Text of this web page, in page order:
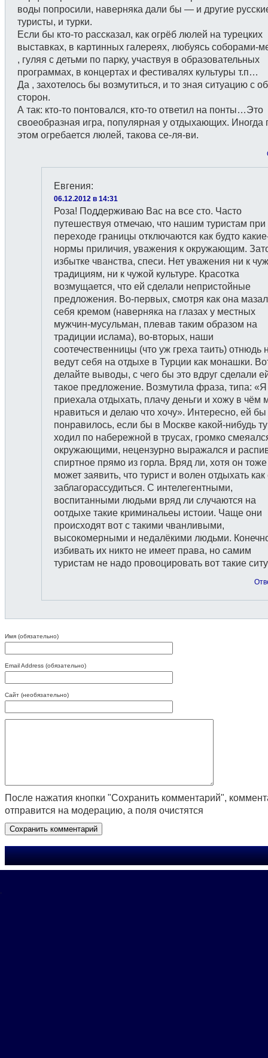
воды попросили, наверняка дали бы — и другие
туристы, и турки.
Если бы кто-то рассказал, как огрёб люлей на турецких
выставках, в картинных галереях, любуясь соборами-
, гуляя с детьми по парку, участвуя в образовательных
программах, в концертах и фестивалях культуры т.п…
Да , захотелось бы возмутиться, и то зная ситуацию с
сторон.
А так: кто-то понтовался, кто-то ответил на понты…Это
своеобразная игра, популярная у отдыхающих. Иногда
этом огребается люлей, такова се-ля-ви.
Евгения:
06.12.2012 в 14:31
Роза! Поддерживаю Вас на все сто. Часто
путешествуя отмечаю, что нашим туристам при
переходе границы отключаются как будто
нормы приличия, уважения к окружающим.
избытке чванства, спеси. Нет уважения ни к
традициям, ни к чужой культуре. Красотка
возмущается, что ей сделали непристойные
предложения. Во-первых, смотря как она
себя кремом (наверняка на глазах у местных
мужчин-мусульман, плевав таким образом на
традиции ислама), во-вторых, наши
соотечественницы (что уж греха таить) отнюдь
ведут себя на отдыхе в Турции как монашки.
делайте выводы, с чего бы это вдруг сделали
такое предложение. Возмутила фраза, типа: «Я
приехала отдыхать, плачу деньги и хожу в чём
нравиться и делаю что хочу». Интересно, ей бы
понравилось, если бы в Москве какой-нибудь
ходил по набережной в трусах, громко
окружающими, нецензурно выражался и
спиртное прямо из горла. Вряд ли, хотя он тоже
может заявить, что турист и волен отдыхать
заблагорассудиться. С интелегентными,
воспитанными людьми вряд ли случаются на
оотдыхе такие криминальеы истоии. Чаще они
происходят вот с такими чванливыми,
высокомерными и недалёкими людьми.
избивать их никто не имеет права, но самим
туристам не надо провоцировать вот такие
Имя (обязательно)
Email Address (обязательно)
Сайт (необязательно)
После нажатия кнопки "Сохранить комментарий",
отправится на модерацию, а поля очистятся
.